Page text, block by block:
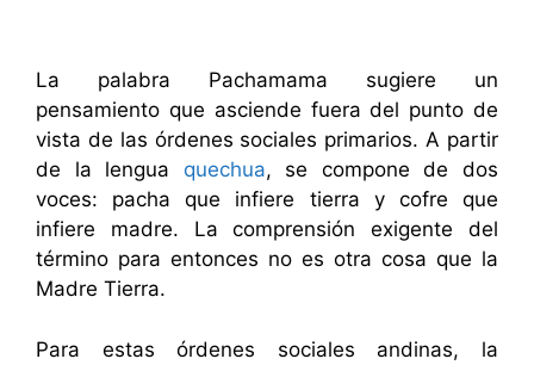
La palabra Pachamama sugiere un
pensamiento que asciende fuera del punto de
vista de las órdenes sociales primarios. A partir
de la lengua quechua, se compone de dos
voces: pacha que infiere tierra y cofre que
infiere madre. La comprensión exigente del
término para entonces no es otra cosa que la
Madre Tierra.
Para estas órdenes sociales andinas, la